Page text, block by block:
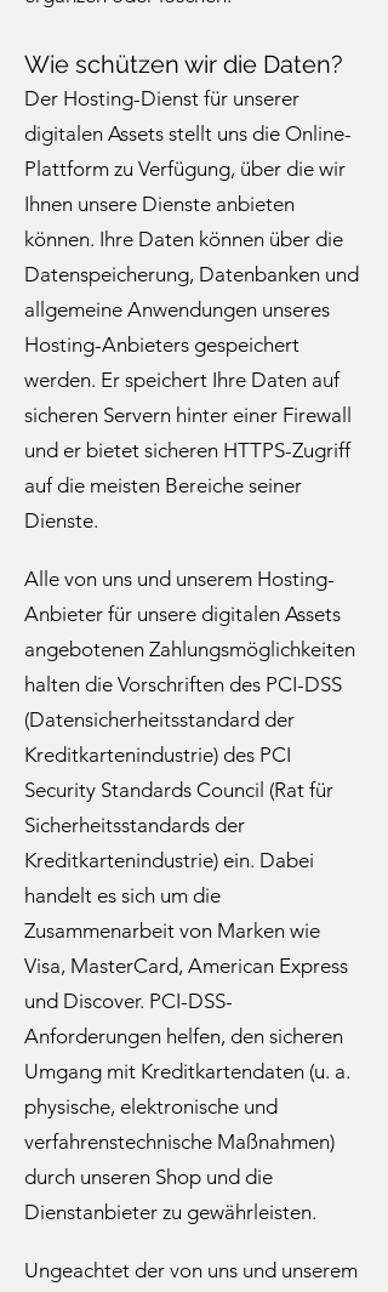
Wie schützen wir die Daten?
Der Hosting-Dienst für unserer
digitalen Assets stellt uns die Online-
Plattform zu Verfügung, über die wir
Ihnen unsere Dienste anbieten
können. Ihre Daten können über die
Datenspeicherung, Datenbanken und
allgemeine Anwendungen unseres
Hosting-Anbieters gespeichert
werden. Er speichert Ihre Daten auf
sicheren Servern hinter einer Firewall
und er bietet sicheren HTTPS-Zugriff
auf die meisten Bereiche seiner
Dienste.​
Alle von uns und unserem Hosting-
Anbieter für unsere digitalen Assets
angebotenen Zahlungsmöglichkeiten
halten die Vorschriften des PCI-DSS
(Datensicherheitsstandard der
Kreditkartenindustrie) des PCI
Security Standards Council (Rat für
Sicherheitsstandards der
Kreditkartenindustrie) ein. Dabei
handelt es sich um die
Zusammenarbeit von Marken wie
Visa, MasterCard, American Express
und Discover. PCI-DSS-
Anforderungen helfen, den sicheren
Umgang mit Kreditkartendaten (u. a.
physische, elektronische und
verfahrenstechnische Maßnahmen)
durch unseren Shop und die
Dienstanbieter zu gewährleisten.​
Ungeachtet der von uns und unserem